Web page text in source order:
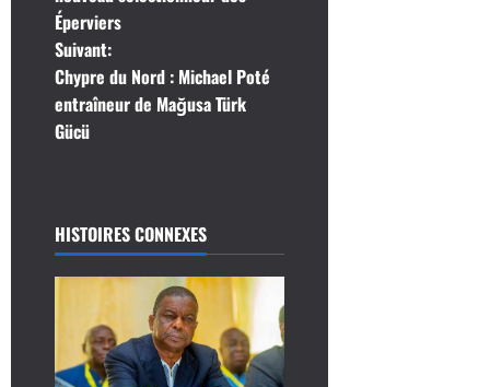
v
i
g
a
i
o
Éperviers
Suivant:
Chypre du Nord : Michael Poté
entraîneur de Mağusa Türk
Gücü
HISTOIRES CONNEXES